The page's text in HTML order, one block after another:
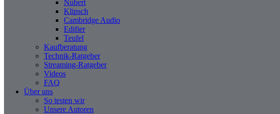
Nubert
Klipsch
Cambridge Audio
Edifier
Teufel
Kaufberatung
Technik-Ratgeber
Streaming-Ratgeber
Videos
FAQ
Über uns
So testen wir
Unsere Autoren